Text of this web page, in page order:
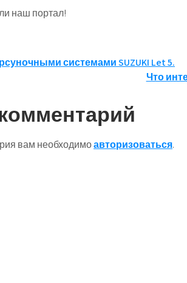
наш портал!
системами SUZUKI Let 5.
Что
вам необходимоавторизоваться.